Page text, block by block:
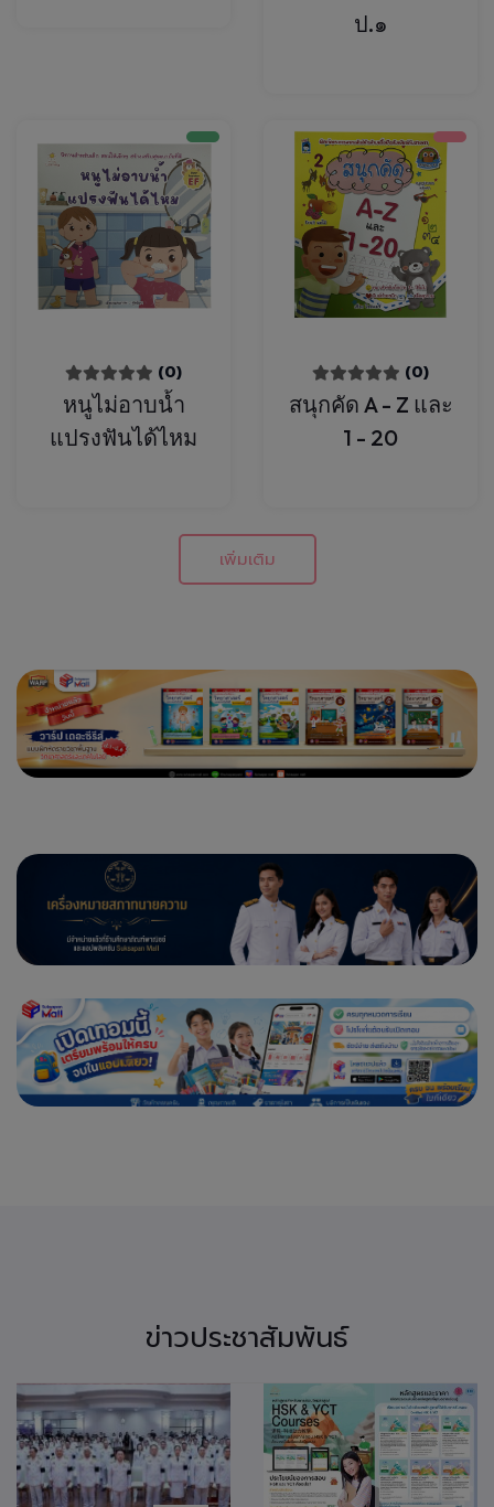
ป.๑
(0)
หนูไม่อาบน้ำ
แปรงฟันได้ไหม
(0)
สนุกคัด A - Z และ
1 - 20
เพิ่มเติม
ข่าวประชาสัมพันธ์